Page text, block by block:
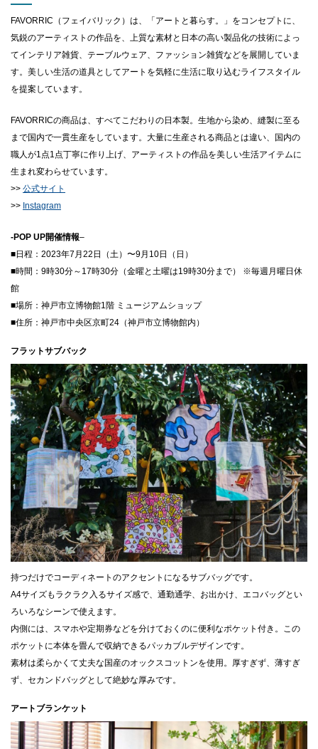
FAVORRIC（フェイバリック）は、「アートと暮らす。」をコンセプトに、
気鋭のアーティストの作品を、上質な素材と日本の高い製品化の技術によっ
てインテリア雑貨、テーブルウェア、ファッション雑貨などを展開していま
す。美しい生活の道具としてアートを気軽に生活に取り込むライフスタイル
を提案しています。
FAVORRICの商品は、すべてこだわりの日本製。生地から染め、縫製に至る
まで国内で一貫生産をしています。大量に生産される商品とは違い、国内の
職人が1点1点丁寧に作り上げ、アーティストの作品を美しい生活アイテムに
生まれ変わらせています。
>> 公式サイト
>> Instagram
-POP UP開催情報–
■日程：2023年7月22日（土）〜9月10日（日）
■時間：9時30分～17時30分（金曜と土曜は19時30分まで） ※毎週月曜日休
館
■場所：神戸市立博物館1階 ミュージアムショップ
■住所：神戸市中央区京町24（神戸市立博物館内）
フラットサブバック
持つだけでコーディネートのアクセントになるサブバッグです。
A4サイズもラクラク入るサイズ感で、通勤通学、お出かけ、エコバッグとい
ろいろなシーンで使えます。
内側には、スマホや定期券などを分けておくのに便利なポケット付き。この
ポケットに本体を畳んで収納できるパッカブルデザインです。
素材は柔らかくて丈夫な国産のオックスコットンを使用。厚すぎず、薄すぎ
ず、セカンドバッグとして絶妙な厚みです。
アートブランケット